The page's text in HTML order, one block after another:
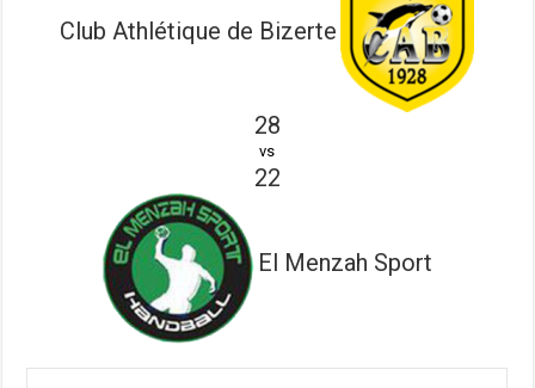
Club Athlétique de Bizerte
28
vs
22
El Menzah Sport